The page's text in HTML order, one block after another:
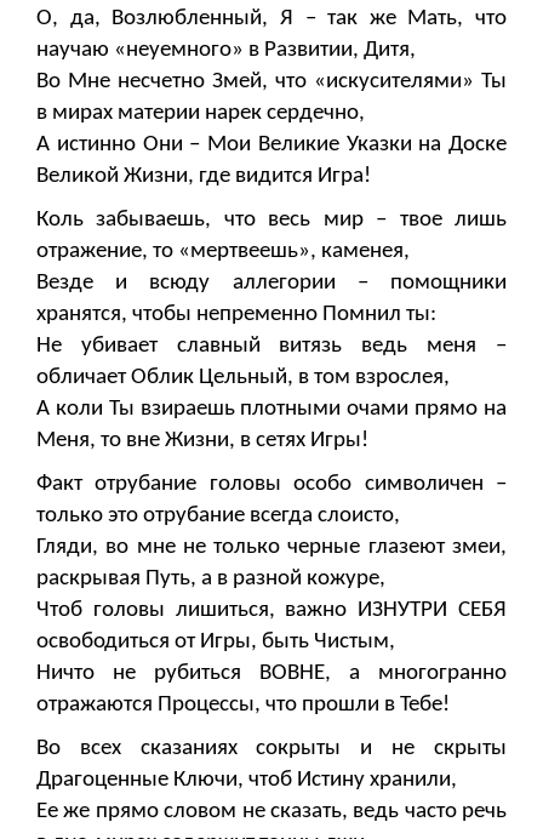
О, да, Возлюбленный, Я – так же Мать, что
научаю «неуемного» в Развитии, Дитя,
Во Мне несчетно Змей, что «искусителями» Ты
в мирах материи нарек сердечно,
А истинно Они – Мои Великие Указки на Доске
Великой Жизни, где видится Игра!
Коль забываешь, что весь мир – твое лишь
отражение, то «мертвеешь», каменея,
Везде и всюду аллегории – помощники
хранятся, чтобы непременно Помнил ты:
Не убивает славный витязь ведь меня –
обличает Облик Цельный, в том взрослея,
А коли Ты взираешь плотными очами прямо на
Меня, то вне Жизни, в сетях Игры!
Факт отрубание головы особо символичен –
только это отрубание всегда слоисто,
Гляди, во мне не только черные глазеют змеи,
раскрывая Путь, а в разной кожуре,
Чтоб головы лишиться, важно ИЗНУТРИ СЕБЯ
освободиться от Игры, быть Чистым,
Ничто не рубиться ВОВНЕ, а многогранно
отражаются Процессы, что прошли в Тебе!
Во всех сказаниях сокрыты и не скрыты
Драгоценные Ключи, чтоб Истину хранили,
Ее же прямо словом не сказать, ведь часто речь